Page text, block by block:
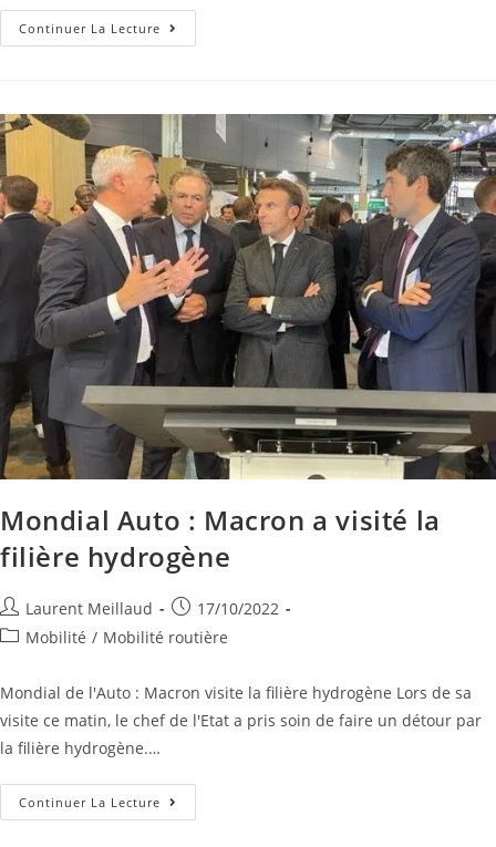
Continuer La Lecture
Mondial Auto : Macron a visité la
filière hydrogène
Laurent Meillaud
17/10/2022
Mobilité / Mobilité routière
Mondial de l'Auto : Macron visite la filière hydrogène Lors de sa
visite ce matin, le chef de l'Etat a pris soin de faire un détour par
la filière hydrogène.…
Continuer La Lecture